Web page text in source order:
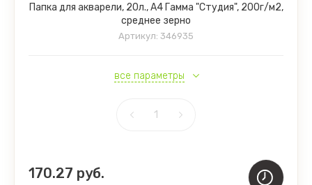
Папка для акварели, 20л., А4 Гамма "Студия", 200г/м2,
среднее зерно
Артикул: 346935
все параметры
170.27 руб.